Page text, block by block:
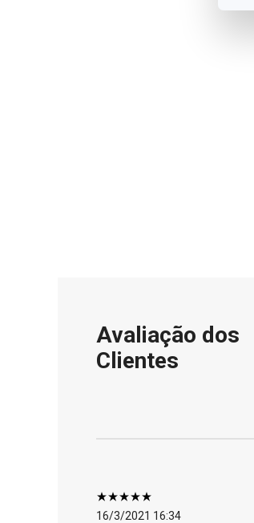
Avaliação dos
Clientes
16/3/2021 16:34